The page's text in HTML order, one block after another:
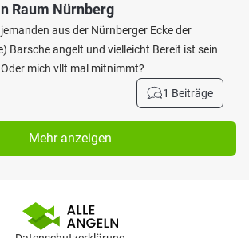
Raum Nürnberg
aus der Nürnberger Ecke der
Barsche angelt und vielleicht Bereit ist sein
mich vllt mal mitnimmt?
1 Beiträge
Mehr anzeigen